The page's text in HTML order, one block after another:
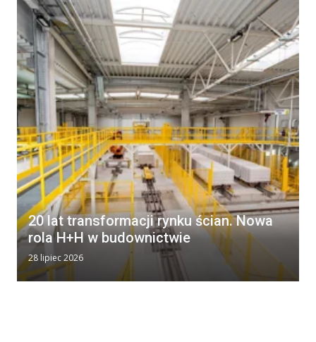
20 lat transformacji rynku ścian. Nowa
rola H+H w budownictwie
28 lipiec 2026